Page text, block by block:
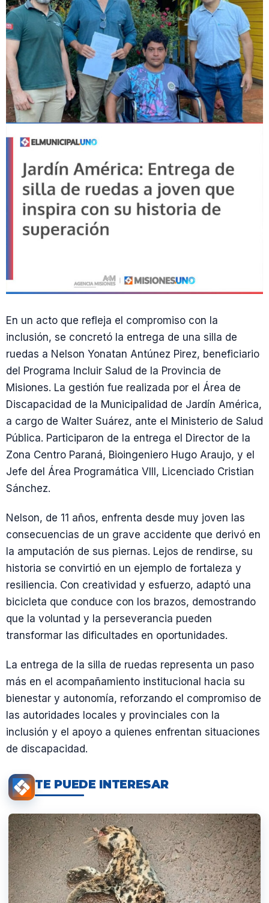
En un acto que refleja el compromiso con la
inclusión, se concretó la entrega de una silla de
ruedas a Nelson Yonatan Antúnez Pirez, beneficiario
del Programa Incluir Salud de la Provincia de
Misiones. La gestión fue realizada por el Área de
Discapacidad de la Municipalidad de Jardín América,
a cargo de Walter Suárez, ante el Ministerio de Salud
Pública. Participaron de la entrega el Director de la
Zona Centro Paraná, Bioingeniero Hugo Araujo, y el
Jefe del Área Programática VIII, Licenciado Cristian
Sánchez.
Nelson, de 11 años, enfrenta desde muy joven las
consecuencias de un grave accidente que derivó en
la amputación de sus piernas. Lejos de rendirse, su
historia se convirtió en un ejemplo de fortaleza y
resiliencia. Con creatividad y esfuerzo, adaptó una
bicicleta que conduce con los brazos, demostrando
que la voluntad y la perseverancia pueden
transformar las dificultades en oportunidades.
La entrega de la silla de ruedas representa un paso
más en el acompañamiento institucional hacia su
bienestar y autonomía, reforzando el compromiso de
las autoridades locales y provinciales con la
inclusión y el apoyo a quienes enfrentan situaciones
de discapacidad.
TE PUEDE INTERESAR